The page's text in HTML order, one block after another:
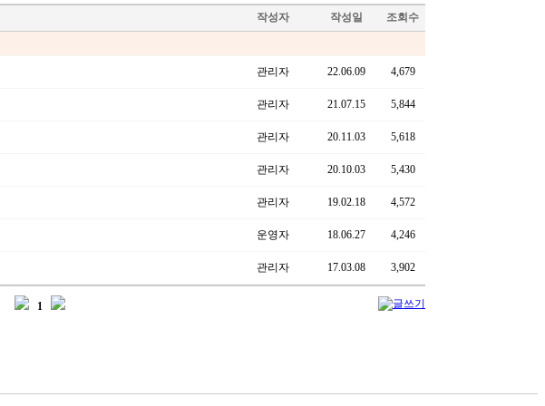
작성자 작성일
조회수
관리자 22.06.09 4,679
관리자 21.07.15 5,844
관리자 20.11.03 5,618
관리자 20.10.03 5,430
관리자 19.02.18 4,572
운영자 18.06.27 4,246
관리자 17.03.08 3,902
1